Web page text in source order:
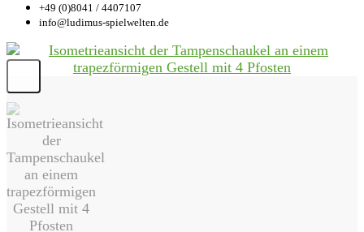
+49 (0)8041 / 4407107
info@ludimus-spielwelten.de